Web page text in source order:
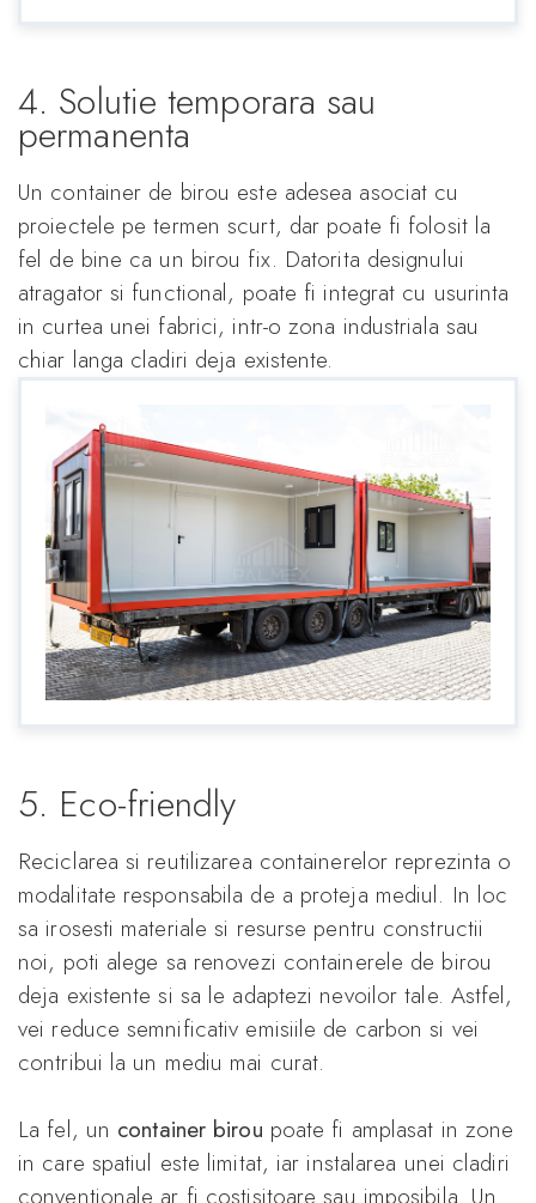
4. Solutie temporara sau
permanenta
Un container de birou este adesea asociat cu
proiectele pe termen scurt, dar poate fi folosit la
fel de bine ca un birou fix. Datorita designului
atragator si functional, poate fi integrat cu usurinta
in curtea unei fabrici, intr-o zona industriala sau
chiar langa cladiri deja existente.
5. Eco-friendly
Reciclarea si reutilizarea containerelor reprezinta o
modalitate responsabila de a proteja mediul. In loc
sa irosesti materiale si resurse pentru constructii
noi, poti alege sa renovezi containerele de birou
deja existente si sa le adaptezi nevoilor tale. Astfel,
vei reduce semnificativ emisiile de carbon si vei
contribui la un mediu mai curat.
La fel, un container birou poate fi amplasat in zone
in care spatiul este limitat, iar instalarea unei cladiri